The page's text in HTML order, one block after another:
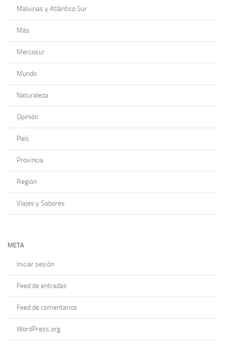
Malvinas y Atlántico Sur
Más
Mercosur
Mundo
Naturaleza
Opinión
País
Provincia
Región
Viajes y Sabores
META
Iniciar sesión
Feed de entradas
Feed de comentarios
WordPress.org